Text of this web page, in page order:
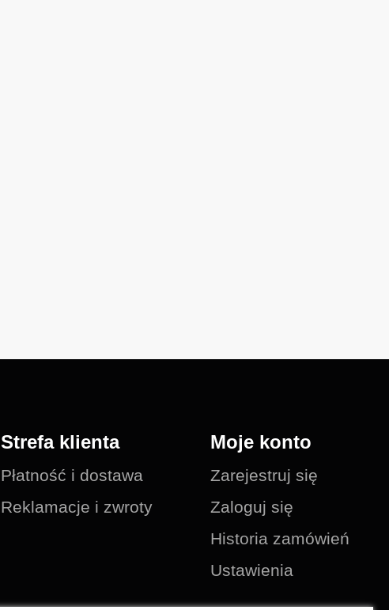
Strefa klienta
Płatność i dostawa
Reklamacje i zwroty
Moje konto
Zarejestruj się
Zaloguj się
Historia zamówień
Ustawienia